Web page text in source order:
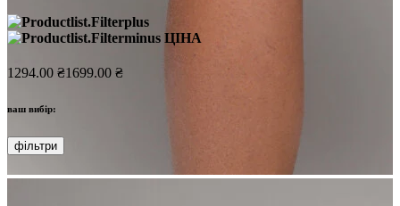
ЦІНА
1294.00 ₴1699.00 ₴
ваш вибір:
фільтри